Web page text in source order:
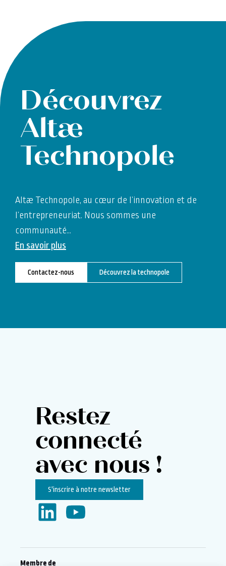
Découvrez
Altæ
Technopole
Altæ Technopole, au cœur de l’innovation et de
l’entrepreneuriat. Nous sommes une
communauté…
En savoir plus
Contactez-nous Découvrez la technopole
Restez
connecté
avec nous !
S'inscrire à notre newsletter
Membre de